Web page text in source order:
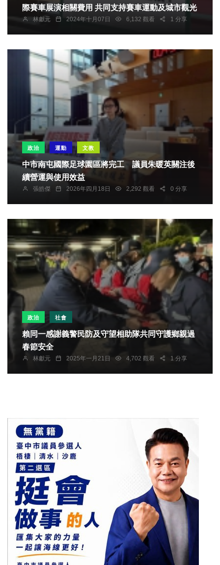
際賽車展演相關費用 共同支持賽車運動及城市觀光
林獻元 2024年十月07日 6,132 觀看 1 分享
政治 運動 文教
中市南屯國際足球園區將完工 議員朱暖英關注後
續營運與使用效益
張皓傑 2026年四月18日 2,292 觀看 0 分享
政治 社會
賴同一感謝義警民防及守望相助隊共同守護鄉親過
春節安全
林獻元 2025年一月21日 4,702 觀看 1 分享